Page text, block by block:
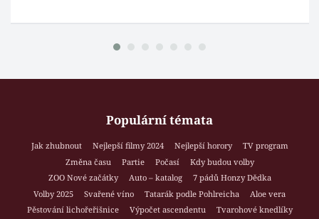
Populární témata
Jak zhubnout Nejlepší filmy 2024 Nejlepší horory
TV program
Změna času
Partie Počasí
Kdy budou volby
ZOO Nové začátky
Auto – katalog
7 pádů Honzy Dědka
Volby 2025
Svařené víno Tatarák podle Pohlreicha
Aloe vera
Pěstování lichořeřišnice
Výpočet ascendentu
Tvarohové knedlíky